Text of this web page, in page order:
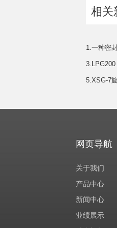
相关
1.一种密
5.XSG-7
网页导航
关于我们
产品中心
新闻中心
业绩展示